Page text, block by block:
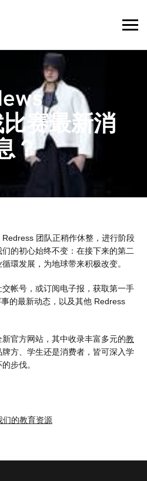
赛最新消
？
团队正稍作休整，进行阶段
的初心始终不变：在接下来的第二
環发展，为地球带来积极改变。
帐号，或订阅电子报，获取第一手
的最新动态，以及其他 Redress
官方网站，其中收录丰富多元的教
牌方、学生还是消费者，皆可深入学
步伐。
们的教育资源